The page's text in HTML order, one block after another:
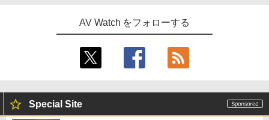
AV Watch をフォローする
Special Site